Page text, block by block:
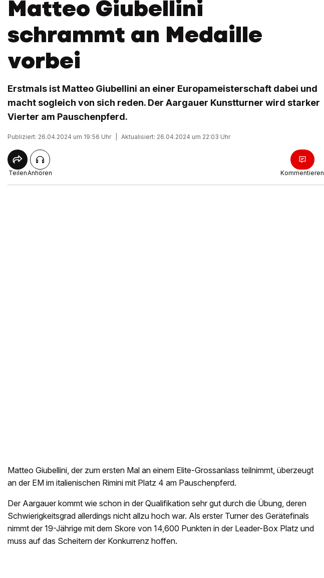
Matteo Giubellini
schrammt an Medaille
vorbei
Erstmals ist Matteo Giubellini an einer Europameisterschaft dabei und
macht sogleich von sich reden. Der Aargauer Kunstturner wird starker
Vierter am Pauschenpferd.
Publiziert: 26.04.2024 um 19:56 Uhr Aktualisiert: 26.04.2024 um 22:03 Uhr
TeilenAnhören Kommentieren
Matteo Giubellini, der zum ersten Mal an einem Elite-Grossanlass teilnimmt, überzeugt
an der EM im italienischen Rimini mit Platz 4 am Pauschenpferd.
Der Aargauer kommt wie schon in der Qualifikation sehr gut durch die Übung, deren
Schwierigkeitsgrad allerdings nicht allzu hoch war. Als erster Turner des Gerätefinals
nimmt der 19-Jährige mit dem Skore von 14,600 Punkten in der Leader-Box Platz und
muss auf das Scheitern der Konkurrenz hoffen.